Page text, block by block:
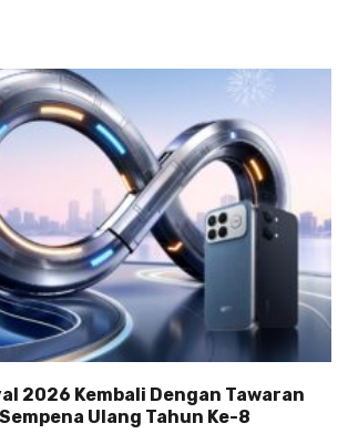
2026 Kembali Dengan Tawaran
Ulang Tahun Ke-8